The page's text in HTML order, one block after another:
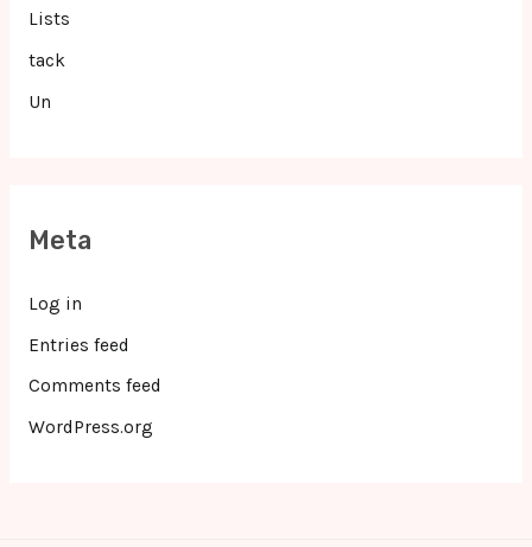
Lists
tack
Un
Meta
Log in
Entries feed
Comments feed
WordPress.org